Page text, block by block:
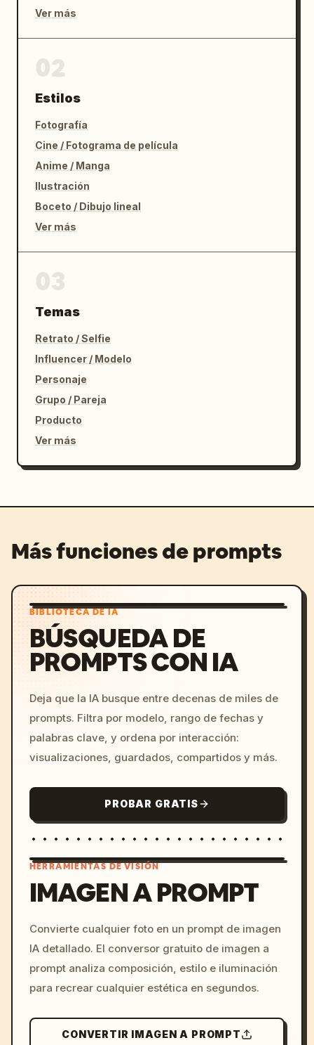
Ver más
Estilos
Fotografía
Cine / Fotograma de película
Anime / Manga
Ilustración
Boceto / Dibujo lineal
Ver más
Temas
Retrato / Selfie
Influencer / Modelo
Personaje
Grupo / Pareja
Producto
Ver más
Más funciones de prompts
BIBLIOTECA DE IA
BÚSQUEDA DE
PROMPTS CON IA
Deja que la IA busque entre decenas de miles de
prompts. Filtra por modelo, rango de fechas y
palabras clave, y ordena por interacción:
visualizaciones, guardados, compartidos y más.
PROBAR GRATIS
c, cyberpunk sunset, neon
colors, 8k --v 6.0
HERRAMIENTAS DE VISIÓN
IMAGEN A PROMPT
Convierte cualquier foto en un prompt de imagen
IA detallado. El conversor gratuito de imagen a
prompt analiza composición, estilo e iluminación
para recrear cualquier estética en segundos.
CONVERTIR IMAGEN A PROMPT